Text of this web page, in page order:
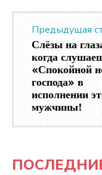
Предыдущая
Слёзы на
когда
«Спокойной
господа» в
исполнении
мужчины!